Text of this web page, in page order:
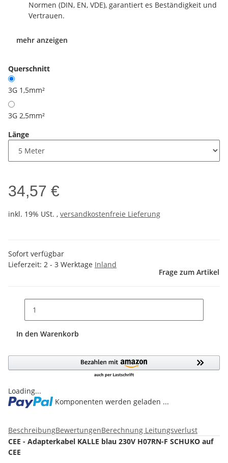
Normen (DIN, EN, VDE), garantiert es Beständigkeit und
Vertrauen.
mehr anzeigen
Querschnitt
3G 1,5mm²
3G 2,5mm²
Länge
34,57 €
inkl. 19% USt. , versandkostenfreie Lieferung
Sofort verfügbar
Lieferzeit: 2 - 3 Werktage Inland
Frage zum Artikel
In den Warenkorb
Loading...
Komponenten werden geladen ...
BeschreibungBewertungenBerechnung Leitungsverlust
CEE - Adapterkabel KALLE blau 230V H07RN-F SCHUKO auf
CEE